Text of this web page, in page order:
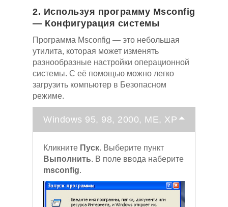
2. Используя программу Msconfig
— Конфигурация системы
Программа Msconfig — это небольшая
утилита, которая может изменять
разнообразные настройки операционной
системы. С её помощью можно легко
загрузить компьютер в Безопасном
режиме.
Windows 95, 98, 2000, ME, XP
Кликните Пуск. Выберите пункт
Выполнить. В поле ввода наберите
msconfig.